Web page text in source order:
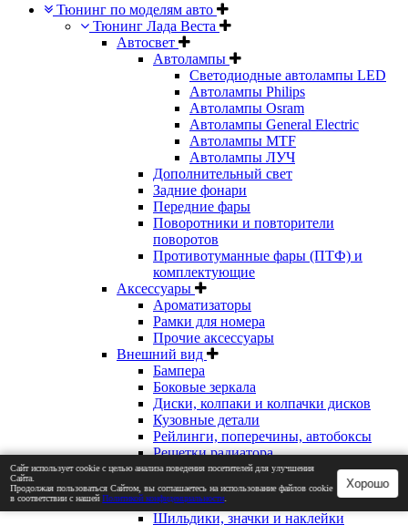
Тюнинг по моделям авто
Тюнинг Лада Веста
Автосвет
Автолампы
Светодиодные автолампы LED
Автолампы Philips
Автолампы Osram
Автолампы General Electric
Автолампы MTF
Автолампы ЛУЧ
Дополнительный свет
Задние фонари
Передние фары
Поворотники и повторители
поворотов
Противотуманные фары (ПТФ) и
комплектующие
Аксессуары
Ароматизаторы
Рамки для номера
Прочие аксессуары
Внешний вид
Бампера
Боковые зеркала
Диски, колпаки и колпачки дисков
Кузовные детали
Рейлинги, поперечины, автобоксы
Решетки радиатора
Спойлера, диффузоры, накладки
кузова
Упоры капота и багажника
Шильдики, значки и наклейки
Сайт использует cookie с целью анализа поведения посетителей для улучшения
Сайта.
Продолжая пользоваться Сайтом, вы соглашаетесь на использование файлов cookie
в соответствии с нашейПолитикой конфиденциальности.
Хорошо